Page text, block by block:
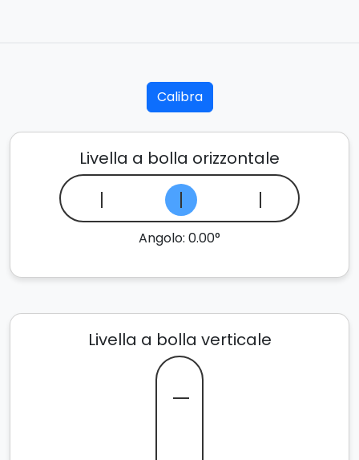
Calibra
Livella a bolla orizzontale
Angolo: 0.00°
Livella a bolla verticale